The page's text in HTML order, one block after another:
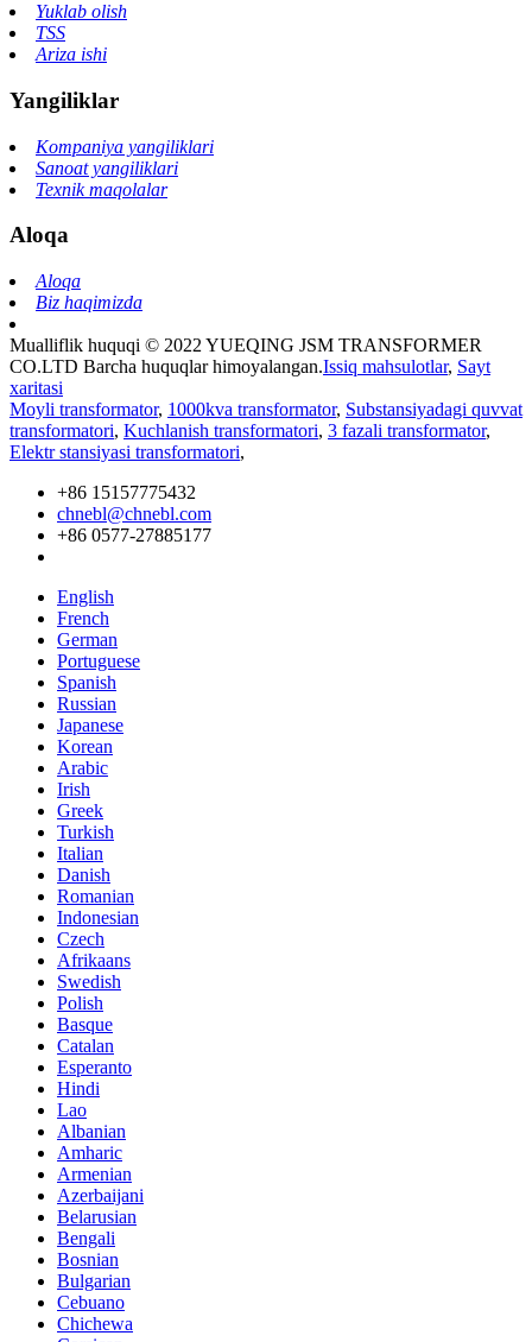
Yuklab olish
TSS
Ariza ishi
Yangiliklar
Kompaniya yangiliklari
Sanoat yangiliklari
Texnik maqolalar
Aloqa
Aloqa
Biz haqimizda
Mualliflik huquqi © 2022 YUEQING JSM TRANSFORMER
CO.LTD Barcha huquqlar himoyalangan.Issiq mahsulotlar, Sayt
xaritasi
Moyli transformator, 1000kva transformator, Substansiyadagi quvvat
transformatori, Kuchlanish transformatori, 3 fazali transformator,
Elektr stansiyasi transformatori,
+86 15157775432
chnebl@chnebl.com
+86 0577-27885177
English
French
German
Portuguese
Spanish
Russian
Japanese
Korean
Arabic
Irish
Greek
Turkish
Italian
Danish
Romanian
Indonesian
Czech
Afrikaans
Swedish
Polish
Basque
Catalan
Esperanto
Hindi
Lao
Albanian
Amharic
Armenian
Azerbaijani
Belarusian
Bengali
Bosnian
Bulgarian
Cebuano
Chichewa